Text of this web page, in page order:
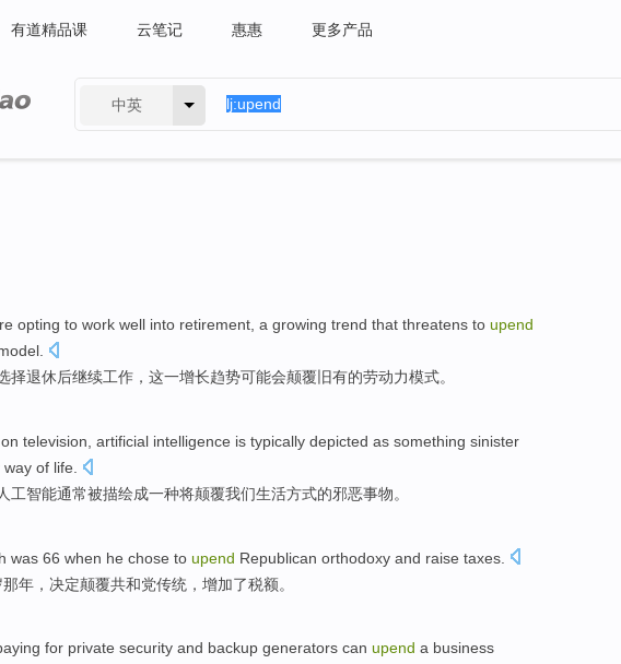
有道精品课 云笔记 惠惠 更多产品
中英
opting to work well into retirement a growing trend that threatens to upend
择退休后继续工作 ， 这一增长趋势可能会颠覆旧有的劳动力模式。
on television artificial intelligence is typically depicted as something sinister
way of life
人工智能通常被描绘成一种将颠覆我们生活方式的邪恶事物。
was 66 when he chose to upend Republican orthodoxy and raise taxes
年， 决定颠覆共和党传统， 增加了税额。
for private security and backup generators can upend a business